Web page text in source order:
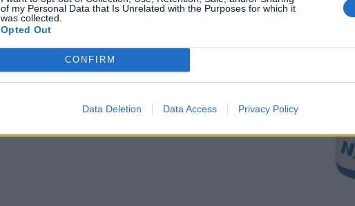
of my Personal Data that Is Unrelated with the Purposes for which it
was collected.
Opted Out
CONFIRM
Data Deletion Data Access Privacy Policy